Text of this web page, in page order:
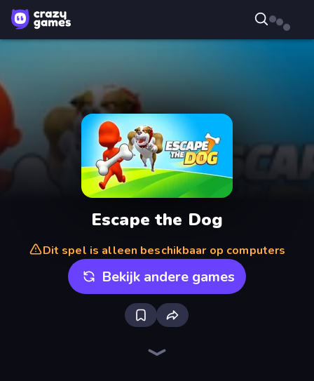
Escape the Dog
Dit spel is alleen beschikbaar op computers
Bekijk andere games